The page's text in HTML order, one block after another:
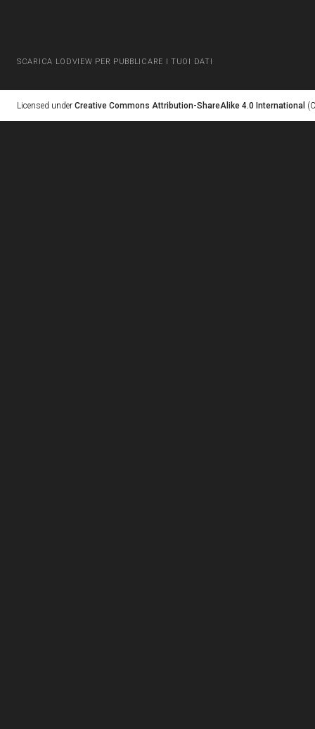
SCARICA LODVIEW PER PUBBLICARE I TUOI DATI
Licensed under Creative Commons Attribution-ShareAlike 4.0 International